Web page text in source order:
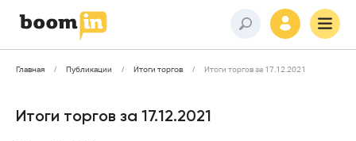
Главная Публикации Итоги торгов Итоги торгов за 17.12.2021
Итоги торгов за 17.12.2021